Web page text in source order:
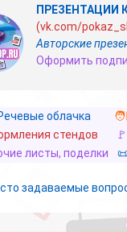
ПРЕЗЕНТАЦИИ
(vk.com/
Авторские
Оформить
облачка
стендов
листы, поделки
задаваемые